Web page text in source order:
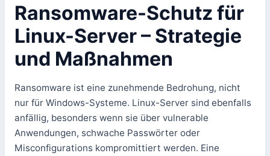
Ransomware-Schutz für
Linux-Server – Strategie
und Maßnahmen
Ransomware ist eine zunehmende Bedrohung, nicht
nur für Windows-Systeme. Linux-Server sind ebenfalls
anfällig, besonders wenn sie über vulnerable
Anwendungen, schwache Passwörter oder
Misconfigurations kompromittiert werden. Eine